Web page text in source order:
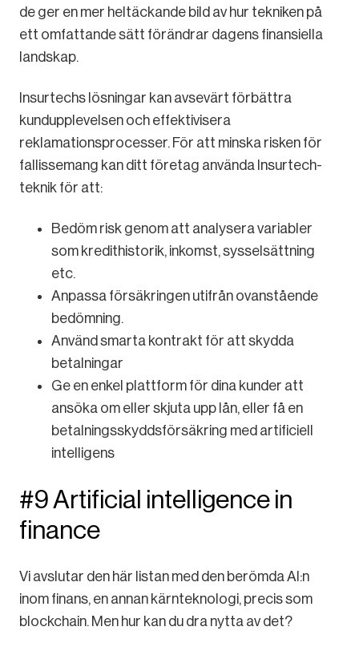
de ger en mer heltäckande bild av hur tekniken på
ett omfattande sätt förändrar dagens finansiella
landskap.
Insurtechs lösningar kan avsevärt förbättra
kundupplevelsen och effektivisera
reklamationsprocesser. För att minska risken för
fallissemang kan ditt företag använda Insurtech-
teknik för att:
Bedöm risk genom att analysera variabler
som kredithistorik, inkomst, sysselsättning
etc.
Anpassa försäkringen utifrån ovanstående
bedömning.
Använd smarta kontrakt för att skydda
betalningar
Ge en enkel plattform för dina kunder att
ansöka om eller skjuta upp lån, eller få en
betalningsskyddsförsäkring med artificiell
intelligens
#9 Artificial intelligence in
finance
Vi avslutar den här listan med den berömda AI:n
inom finans, en annan kärnteknologi, precis som
blockchain. Men hur kan du dra nytta av det?